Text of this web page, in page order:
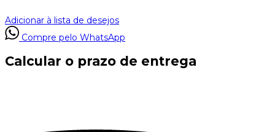
Adicionar à lista de desejos
Compre pelo WhatsApp
Calcular o prazo de entrega